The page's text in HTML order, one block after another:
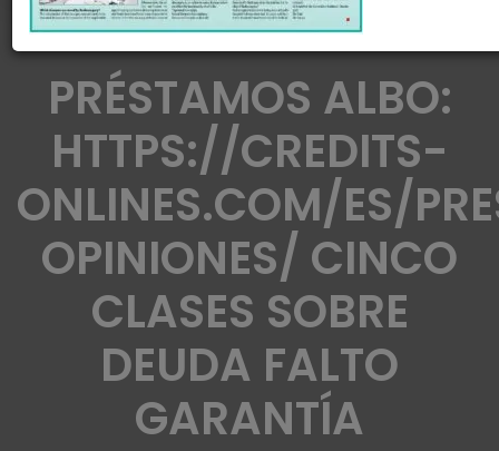
PRÉSTAMOS ALBO:
HTTPS://CREDITS-
ONLINES.COM/ES/
OPINIONES/ CINCO
CLASES SOBRE
DEUDA FALTO
GARANTÍA